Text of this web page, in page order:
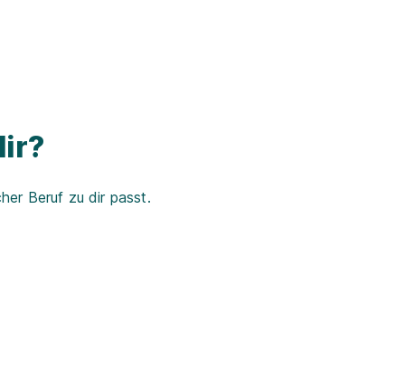
Beruf zu dir passt.